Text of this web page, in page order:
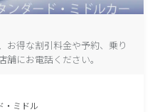
お得な割引料金や予約、乗り
にお電話ください。
・ミドル